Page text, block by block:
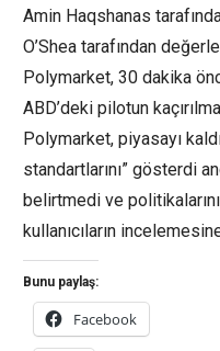
Amin Haqshanas
O’Shea tarafından
Polymarket, 30 dakika
ABD’deki pilotun
Polymarket, piyasayı
standartlarını” gösterdi
belirtmedi ve
kullanıcıların
Bunu paylaş:
Facebook